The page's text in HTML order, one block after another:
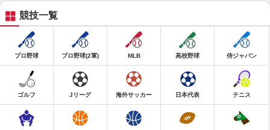
競技一覧
プロ野球 プロ野球(2軍) MLB 高校野球 侍ジャパン
ゴルフ Jリーグ 海外サッカー 日本代表 テニス